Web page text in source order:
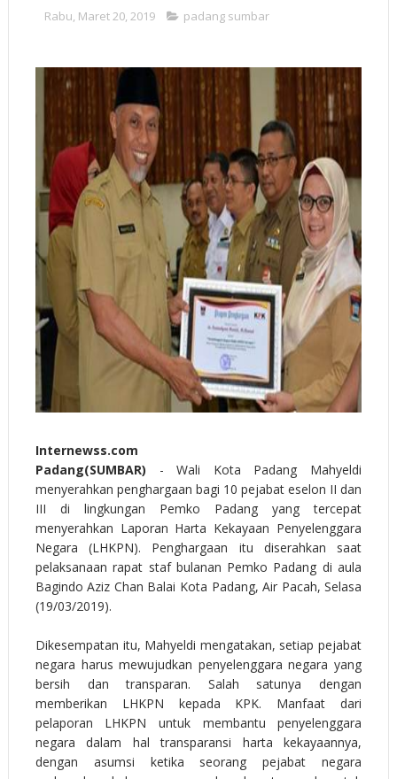
Rabu, Maret 20, 2019 padang sumbar
Internewss.com
Padang(SUMBAR) - Wali Kota Padang Mahyeldi
menyerahkan penghargaan bagi 10 pejabat eselon II dan
III di lingkungan Pemko Padang yang tercepat
menyerahkan Laporan Harta Kekayaan Penyelenggara
Negara (LHKPN). Penghargaan itu diserahkan saat
pelaksanaan rapat staf bulanan Pemko Padang di aula
Bagindo Aziz Chan Balai Kota Padang, Air Pacah, Selasa
(19/03/2019).
Dikesempatan itu, Mahyeldi mengatakan, setiap pejabat
negara harus mewujudkan penyelenggara negara yang
bersih dan transparan. Salah satunya dengan
memberikan LHKPN kepada KPK. Manfaat dari
pelaporan LHKPN untuk membantu penyelenggara
negara dalam hal transparansi harta kekayaannya,
dengan asumsi ketika seorang pejabat negara